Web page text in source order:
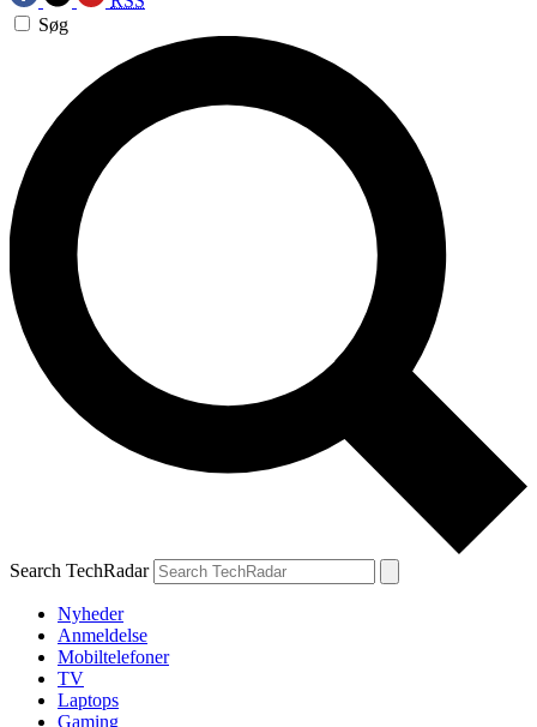
Søg
Search TechRadar
Nyheder
Anmeldelse
Mobiltelefoner
TV
Laptops
Gaming